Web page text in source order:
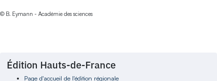
© B. Eymann - Académie des sciences
Édition Hauts-de-France
Page d'accueil de l'édition régionale